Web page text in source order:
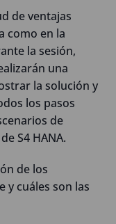
de ventajas
como en la
la sesión,
una
la solución y
los pasos
de
S4 HANA.
de los
y cuáles son las